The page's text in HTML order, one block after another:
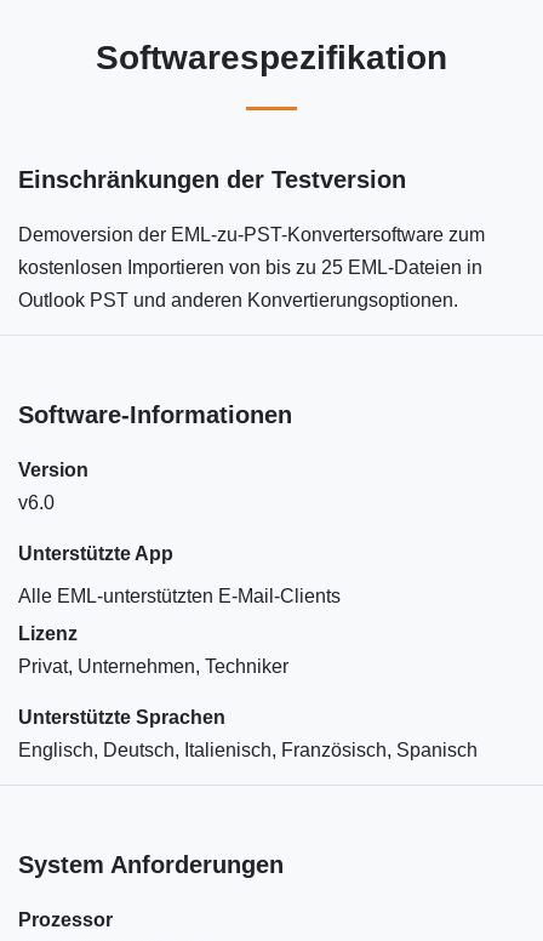
Softwarespezifikation
Einschränkungen der Testversion
Demoversion der EML-zu-PST-Konvertersoftware zum
kostenlosen Importieren von bis zu 25 EML-Dateien in
Outlook PST und anderen Konvertierungsoptionen.
Software-Informationen
Version
v6.0
Unterstützte App
Alle EML-unterstützten E-Mail-Clients
Lizenz
Privat, Unternehmen, Techniker
Unterstützte Sprachen
Englisch, Deutsch, Italienisch, Französisch, Spanisch
System Anforderungen
Prozessor